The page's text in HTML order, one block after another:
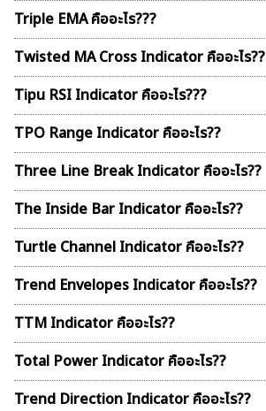
ค้นหา
Triple EMA คืออะไร???
Twisted MA Cross Indicator คืออะไร??
Tipu RSI Indicator คืออะไร???
TPO Range Indicator คืออะไร??
Three Line Break Indicator คืออะไร??
The Inside Bar Indicator คืออะไร??
Turtle Channel Indicator คืออะไร??
Trend Envelopes Indicator คืออะไร??
TTM Indicator คืออะไร??
Total Power Indicator คืออะไร??
Trend Direction Indicator คืออะไร??